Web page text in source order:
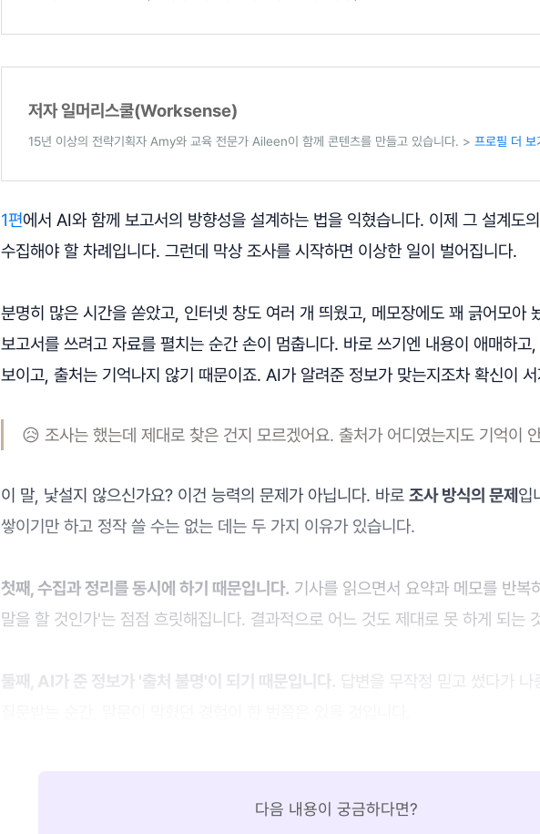
저자 일머리스쿨(Worksense)
15년 이상의 전략기획자 Amy와 교육 전문가 Aileen이 함께 콘텐츠를 만들고 있습니다. > 프로필 더 보
1편에서 AI와 함께 보고서의 방향성을 설계하는 법을 익혔습니다. 이제 그 설계도
수집해야 할 차례입니다. 그런데 막상 조사를 시작하면 이상한 일이 벌어집니다.
분명히 많은 시간을 쏟았고, 인터넷 창도 여러 개 띄웠고, 메모장에도 꽤 긁어모아
보고서를 쓰려고 자료를 펼치는 순간 손이 멈춥니다. 바로 쓰기엔 내용이 애매하고
보이고, 출처는 기억나지 않기 때문이죠. AI가 알려준 정보가 맞는지조차 확신이
😥 조사는 했는데 제대로 찾은 건지 모르겠어요. 출처가 어디였는지도 기억이
이 말, 낯설지 않으신가요? 이건 능력의 문제가 아닙니다. 바로 조사 방식의 문제 입
쌓이기만 하고 정작 쓸 수는 없는 데는 두 가지 이유가 있습니다.
첫째, 수집과 정리를 동시에 하기 때문입니다. 기사를 읽으면서 요약과 메모를 반복
말을 할 것인가'는 점점 흐릿해집니다. 결과적으로 어느 것도 제대로 못 하게 되는
둘째, AI가 준 정보가 '출처 불명'이 되기 때문입니다. 답변을 무작정 믿고 썼다가 나
다음 내용이 궁금하다면?